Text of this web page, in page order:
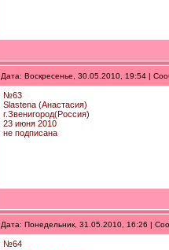
Дата: Воскресенье, 30.05.2010, 19:54 |
№63
Slastena (Анастасия)
г.Звенигород(Россия)
23 июня 2010
не подписана
Дата: Понедельник, 31.05.2010, 16:26 |
№64